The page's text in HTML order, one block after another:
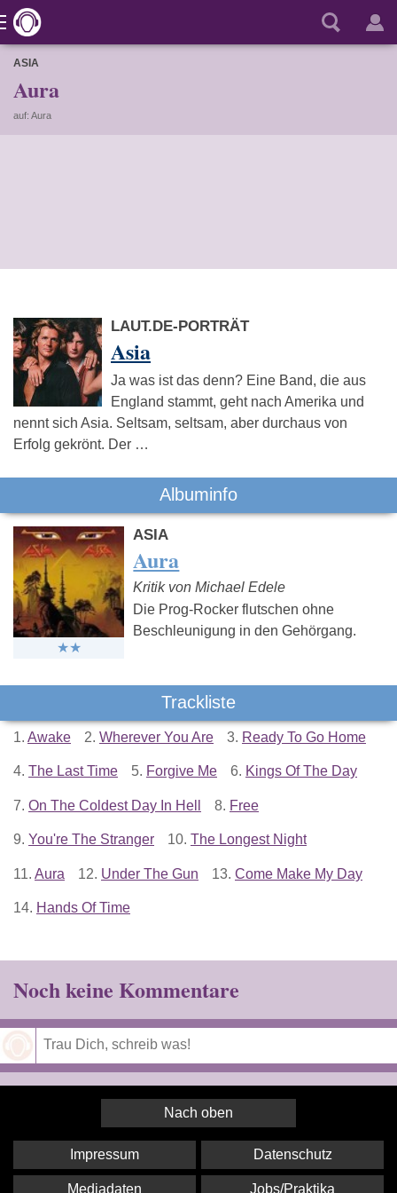
ASIA
Aura
auf: Aura
LAUT.DE-PORTRÄT
Asia
Ja was ist das denn? Eine Band, die aus
England stammt, geht nach Amerika und
nennt sich Asia. Seltsam, seltsam, aber durchaus von
Erfolg gekrönt. Der …
Albuminfo
ASIA
Aura
Kritik von Michael Edele
Die Prog-Rocker flutschen ohne
Beschleunigung in den Gehörgang.
Trackliste
1. Awake 2. Wherever You Are 3. Ready To Go Home
4. The Last Time 5. Forgive Me 6. Kings Of The Day
7. On The Coldest Day In Hell 8. Free
9. You're The Stranger 10. The Longest Night
11. Aura 12. Under The Gun 13. Come Make My Day
14. Hands Of Time
Noch keine Kommentare
Nach oben
Impressum Datenschutz
Mediadaten Jobs/Praktika